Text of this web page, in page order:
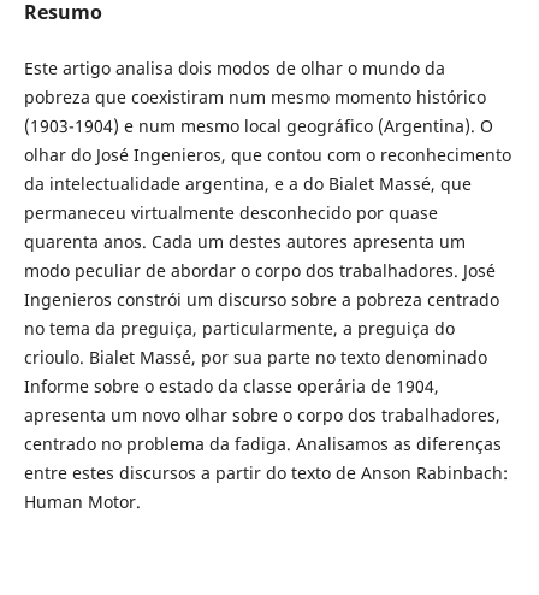
Resumo
Este artigo analisa dois modos de olhar o mundo da
pobreza que coexistiram num mesmo momento histórico
(1903-1904) e num mesmo local geográfico (Argentina). O
olhar do José Ingenieros, que contou com o reconhecimento
da intelectualidade argentina, e a do Bialet Massé, que
permaneceu virtualmente desconhecido por quase
quarenta anos. Cada um destes autores apresenta um
modo peculiar de abordar o corpo dos trabalhadores. José
Ingenieros constrói um discurso sobre a pobreza centrado
no tema da preguiça, particularmente, a preguiça do
crioulo. Bialet Massé, por sua parte no texto denominado
Informe sobre o estado da classe operária de 1904,
apresenta um novo olhar sobre o corpo dos trabalhadores,
centrado no problema da fadiga. Analisamos as diferenças
entre estes discursos a partir do texto de Anson Rabinbach:
Human Motor.